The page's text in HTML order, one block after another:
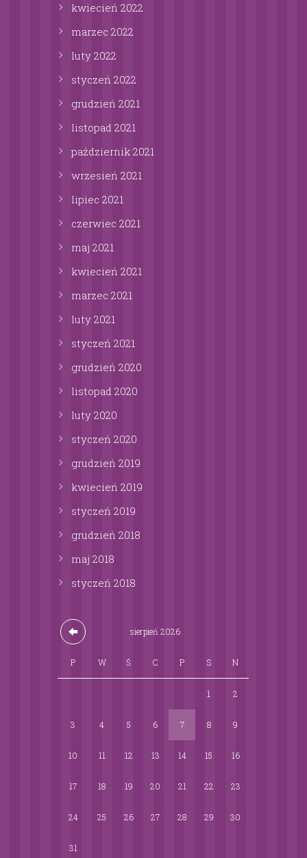
kwiecień 2022
marzec 2022
luty 2022
styczeń 2022
grudzień 2021
listopad 2021
październik 2021
wrzesień 2021
lipiec 2021
czerwiec 2021
maj 2021
kwiecień 2021
marzec 2021
luty 2021
styczeń 2021
grudzień 2020
listopad 2020
luty 2020
styczeń 2020
grudzień 2019
kwiecień 2019
styczeń 2019
grudzień 2018
maj 2018
styczeń 2018
sierpień 2026
P W Ś C P S N
1 2
3 4 5 6 7 8 9
10 11 12 13 14 15 16
17 18 19 20 21 22 23
24 25 26 27 28 29 30
31